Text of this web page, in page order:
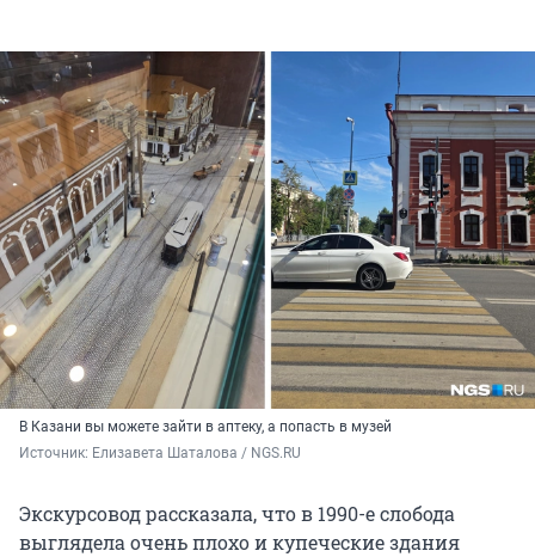
В Казани вы можете зайти в аптеку, а попасть в музей
Источник: Елизавета Шаталова / NGS.RU
Экскурсовод рассказала, что в 1990-е слобода
выглядела очень плохо и купеческие здания